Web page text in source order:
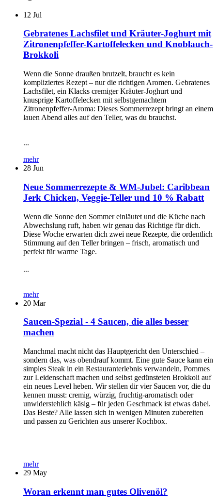
12 Jul
Gebratenes Lachsfilet und Kräuter-Joghurt mit
Zitronenpfeffer-Kartoffelecken und Knoblauch-
Brokkoli
Wenn die Sonne draußen brutzelt, braucht es kein
kompliziertes Rezept – nur die richtigen Aromen. Gebratenes
Lachsfilet, ein Klacks cremiger Kräuter-Joghurt und
knusprige Kartoffelecken mit selbstgemachtem
Zitronenpfeffer-Aroma: Dieses Sommerrezept bringt an einem
lauen Abend alles auf den Teller, was du brauchst.
...
mehr
28 Jun
Neue Sommerrezepte & WM-Jubel: Caribbean
Jerk Chicken, Veggie-Teller und 10 % Rabatt
Wenn die Sonne den Sommer einläutet und die Küche nach
Abwechslung ruft, haben wir genau das Richtige für dich.
Diese Woche erwarten dich zwei neue Rezepte, die ordentlich
Stimmung auf den Teller bringen – frisch, aromatisch und
perfekt für warme Tage.
...
mehr
20 Mar
Saucen-Spezial - 4 Saucen, die alles besser
machen
Manchmal macht nicht das Hauptgericht den Unterschied –
sondern das, was obendrauf kommt. Eine gute Sauce kann ein
simples Steak in ein Restauranterlebnis verwandeln, Pommes
zur Leidenschaft machen und selbst gedünsteten Brokkoli auf
ein neues Level heben. Wir stellen dir vier Saucen vor, die du
kennen musst: cremig, würzig, fruchtig-aromatisch oder
unwiderstehlich käsig – für jeden Geschmack ist etwas dabei.
Das Beste? Alle lassen sich in wenigen Minuten zubereiten
und passen zu Gerichten aus unserer Kochbox.
mehr
29 May
Woran erkennt man gutes Olivenöl?